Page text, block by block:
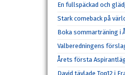
En fullspäckad och
Stark comeback på
Boka sommarträning i
Valberedningens
Årets första
David tävlade Top12 i